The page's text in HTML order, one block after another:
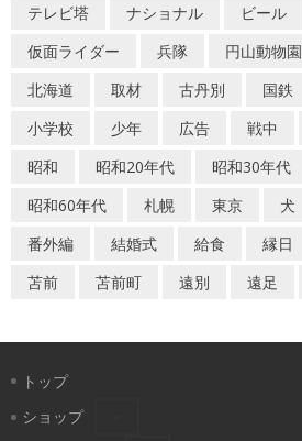
ン
テレビ塔
ナショナル ビール
仮面ライダー
兵隊 円山動物園
北海道
取材 古丹別 国鉄
小学校
少年 広告 戦中
昭和
昭和20年代 昭和30年代
昭和60年代
札幌 東京 犬
番外編
結婚式 給食 縁日
苫前
苫前町 遠別 遠足
トップ
ショップ